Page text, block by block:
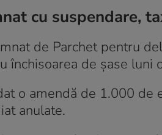
cu suspendare,
de Parchet pentru
închisoarea de șase
o amendă de 1.000
anulate.